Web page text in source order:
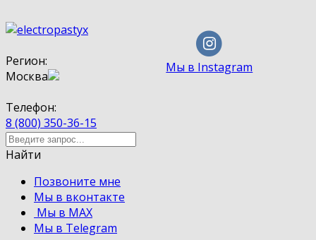
Регион:
Москва
Телефон:
8 (800) 350-36-15
Найти
Позвоните мне
Мы в вконтакте
Мы в MAX
Мы в Telegram
Мы в Instagram